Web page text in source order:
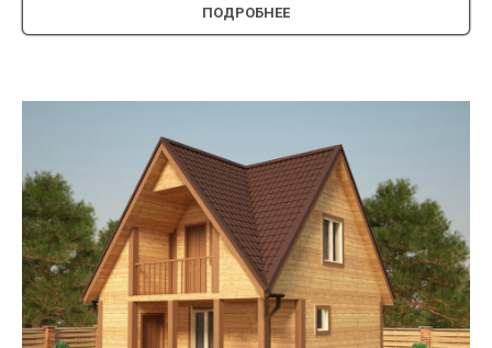
ПОДРОБНЕЕ